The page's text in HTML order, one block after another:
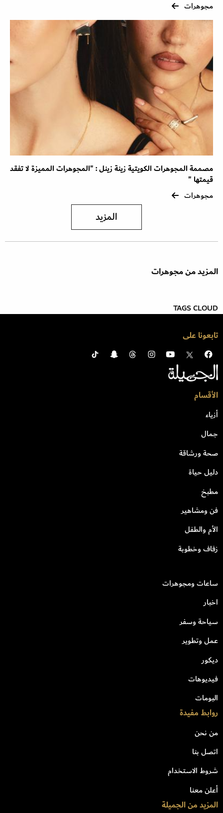
مجوهرات
مصممة المجوهرات الكويتية زينة زينل : "المجوهرات المميزة لا تفقد
قيمتها "
مجوهرات
المزيد
المزيد من مجوهرات
TAGS CLOUD
تابعونا على
الأقسام
أزياء
جمال
صحة ورشاقة
دليل حياة
مطبخ
فن ومشاهير
الأم والطفل
زفاف وخطوبة
ساعات ومجوهرات
اخبار
سياحة وسفر
عمل وتطوير
ديكور
فيديوهات
البومات
روابط مفيدة
من نحن
اتصل بنا
شروط الاستخدام
أعلن معنا
المزيد من الجميلة